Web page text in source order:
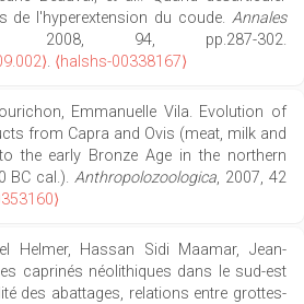
de l'hyperextension du coude. Annales
2008, 94, pp.287-302.
. ⟨halshs-00338167⟩
Emmanuelle Vila. Evolution of
from Capra and Ovis (meat, milk and
the early Bronze Age in the northern
BC cal.).Anthropolozoologica, 2007, 42
Helmer, Hassan Sidi Maamar, Jean-
caprinés néolithiques dans le sud-est
des abattages, relations entre grottes-